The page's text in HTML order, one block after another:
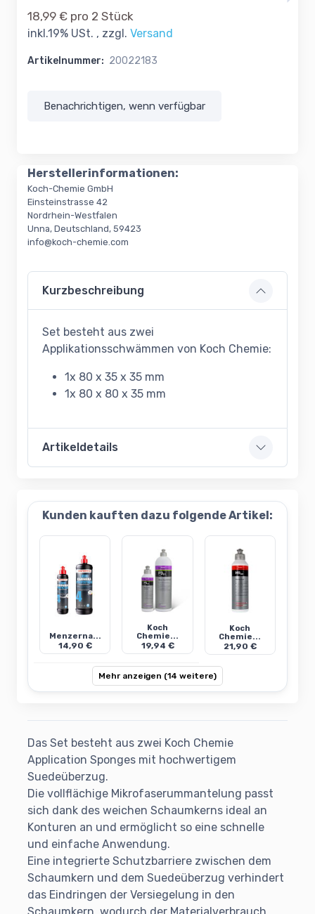
18,99 € pro 2 Stück
inkl.19% USt. , zzgl. Versand
Artikelnummer: 20022183
Benachrichtigen, wenn verfügbar
Herstellerinformationen:
Koch-Chemie GmbH
Einsteinstrasse 42
Nordrhein-Westfalen
Unna, Deutschland, 59423
info@koch-chemie.com
Kurzbeschreibung
Set besteht aus zwei
Applikationsschwämmen von Koch Chemie:
1x 80 x 35 x 35 mm
1x 80 x 80 x 35 mm
Artikeldetails
Kunden kauften dazu folgende Artikel:
Menzerna...
14,90 €
Koch
Chemie...
19,94 €
Koch
Chemie...
21,90 €
Mehr anzeigen (14 weitere)
Das Set besteht aus zwei Koch Chemie
Application Sponges mit hochwertigem
Suedeüberzug.
Die vollflächige Mikrofaserummantelung passt
sich dank des weichen Schaumkerns ideal an
Konturen an und ermöglicht so eine schnelle
und einfache Anwendung.
Eine integrierte Schutzbarriere zwischen dem
Schaumkern und dem Suedeüberzug verhindert
das Eindringen der Versiegelung in den